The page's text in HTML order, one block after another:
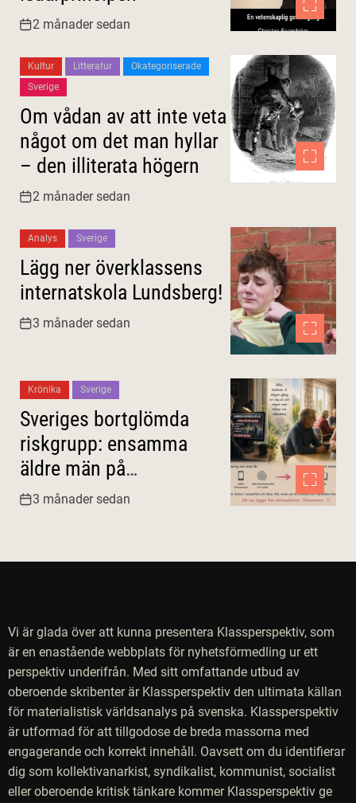
2 månader sedan
Kultur Litteratur
Okategoriserade
Sverige
Om vådan av att inte veta
något om det man hyllar
– den illiterata högern
2 månader sedan
Analys Sverige
Lägg ner överklassens
internatskola Lundsberg!
3 månader sedan
Krönika Sverige
Sveriges bortglömda
riskgrupp: ensamma
äldre män på
landsbygden
3 månader sedan
Vi är glada över att kunna presentera Klassperspektiv, som
är en enastående webbplats för nyhetsförmedling ur ett
perspektiv underifrån. Med sitt omfattande utbud av
oberoende skribenter är Klassperspektiv den ultimata källan
för materialistisk världsanalys på svenska. Klassperspektiv
är utformad för att tillgodose de breda massorna med
engagerande och korrekt innehåll. Oavsett om du identifierar
dig som kollektivanarkist, syndikalist, kommunist, socialist
eller oberoende kritisk tänkare kommer Klassperspektiv ge